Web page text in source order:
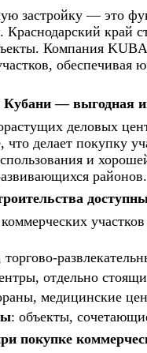
застройку — это
край
Компания
— выгодная
деловых
что делает покупку
и
районов.
отдельно
медицинские
: объекты,
покупке